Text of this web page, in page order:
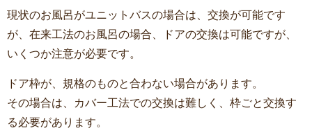
現状のお風呂がユニットバスの場合は、交換が可能です
が、在来工法のお風呂の場合、ドアの交換は可能ですが、
いくつか注意が必要です。
ドア枠が、規格のものと合わない場合があります。
その場合は、カバー工法での交換は難しく、枠ごと交換す
る必要があります。